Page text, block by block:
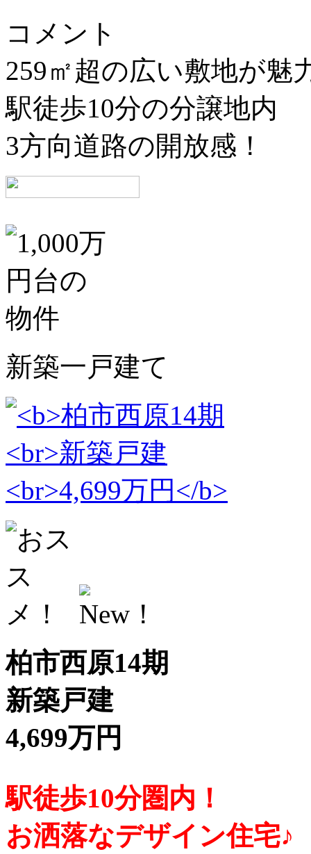
コメント
259㎡超の広い敷地が魅
駅徒歩10分の分譲地内
3方向道路の開放感！
新築一戸建て
柏市西原14期
新築戸建
4,699万円
駅徒歩10分圏内！
お洒落なデザイン住宅♪